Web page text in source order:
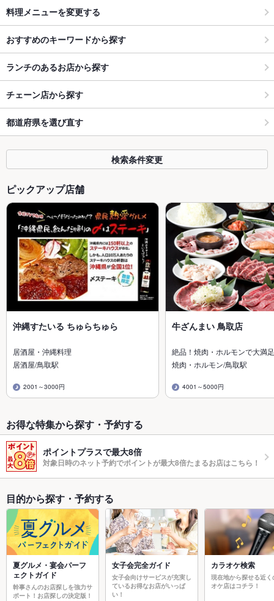
料理メニューを変更する
おすすめのキーワードから探す
ランチのあるお店から探す
チェーン店から探す
都道府県を選び直す
検索条件変更
ピックアップ店舗
沖縄すたいる ちゅらちゅら
居酒屋・沖縄料理
居酒屋/鳥取駅
2001～3000円
牛ざんまい 鳥取店
絶品！焼肉・ホルモンで大満
焼肉・ホルモン/鳥取駅
4001～5000円
お得な特集から探す・予約する
ポイントプラスで最大8倍
対象日時のネット予約でポイントが最大8倍たまるお店はこちら！
目的から探す・予約する
夏グルメ・宴会パーフ
ェクトガイド
幹事さんのお店探しを強力サ
ポート！お店探しの決定版！
女子会完全ガイド
女子会向けサービスが充実し
ているお得なお店がいっぱ
い！
カラオケ検索
現在地から探せる近く
オケ店はコチラ！